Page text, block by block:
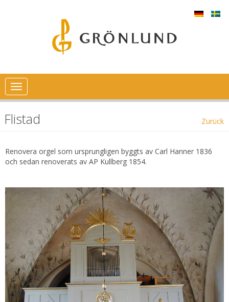
Toggle
navigation
Flistad Zurück
Renovera orgel som ursprungligen byggts av Carl Hanner 1836
och sedan renoverats av AP Kullberg 1854.